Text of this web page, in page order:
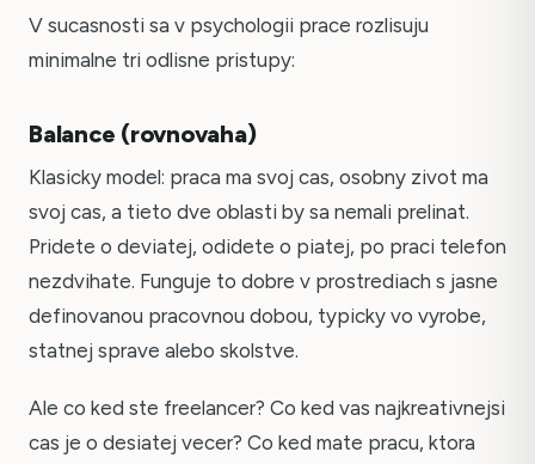
V sucasnosti sa v psychologii prace rozlisuju
minimalne tri odlisne pristupy:
Balance (rovnovaha)
Klasicky model: praca ma svoj cas, osobny zivot ma
svoj cas, a tieto dve oblasti by sa nemali prelinat.
Pridete o deviatej, odidete o piatej, po praci telefon
nezdvihate. Funguje to dobre v prostrediach s jasne
definovanou pracovnou dobou, typicky vo vyrobe,
statnej sprave alebo skolstve.
Ale co ked ste freelancer? Co ked vas najkreativnejsi
cas je o desiatej vecer? Co ked mate pracu, ktora